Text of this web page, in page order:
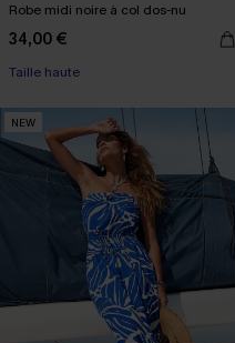
Robe midi noire à col dos-nu
34,00 €
Taille haute
NEW